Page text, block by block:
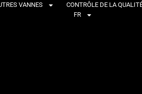
VANNES CONTRÔLE DE LA
FR